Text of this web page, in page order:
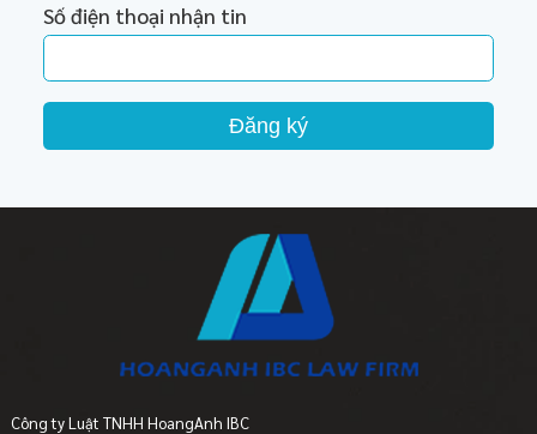
Số điện thoại nhận tin
Đăng ký
Công ty Luật TNHH HoangAnh IBC